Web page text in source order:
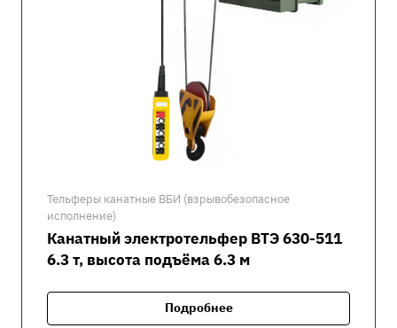
Тельферы канатные ВБИ (взрывобезопасное
исполнение)
Канатный электротельфер ВТЭ 630-511
6.3 т, высота подъёма 6.3 м
Подробнее